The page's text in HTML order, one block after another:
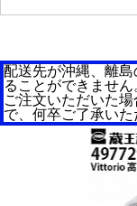
配送先が沖縄、離
ることができません
ご注文いただいた
で、何卒ご了承いた